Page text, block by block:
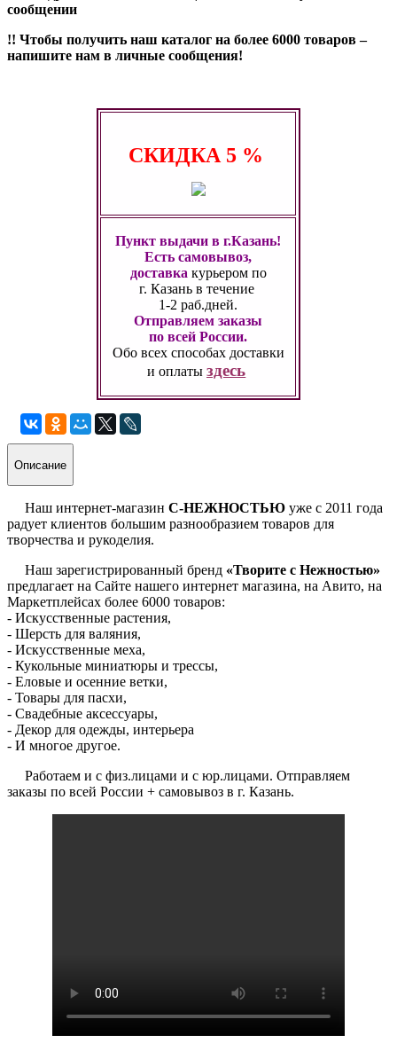
сообщении
!! Чтобы получить наш каталог на более 6000 товаров –
напишите нам в личные сообщения!
СКИДКА 5 %
Пункт выдачи в г.Казань!
Есть самовывоз,
доставка курьером по
г. Казань в течение
1-2 раб.дней.
Отправляем заказы
по всей России.
Обо всех способах доставки
и оплатыздесь
Описание
Наш интернет-магазин С-НЕЖНОСТЬЮ уже с 2011 года
радует клиентов большим разнообразием товаров для
творчества и рукоделия.
Наш зарегистрированный бренд «Творите с Нежностью»
предлагает на Сайте нашего интернет магазина, на Авито, на
Маркетплейсах более 6000 товаров:
- Искусственные растения,
- Шерсть для валяния,
- Искусственные меха,
- Кукольные миниатюры и трессы,
- Еловые и осенние ветки,
- Товары для пасхи,
- Свадебные аксессуары,
- Декор для одежды, интерьера
- И многое другое.
Работаем и с физ.лицами и с юр.лицами. Отправляем
заказы по всей России + самовывоз в г. Казань.